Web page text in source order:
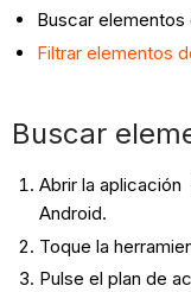
Buscar
Filtrar elementos
Buscar
Abrir la aplicación
Android.
Toque la
Pulse el plan de